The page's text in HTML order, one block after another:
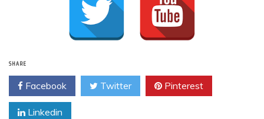
SHARE
Facebook Twitter Pinterest
Linkedin